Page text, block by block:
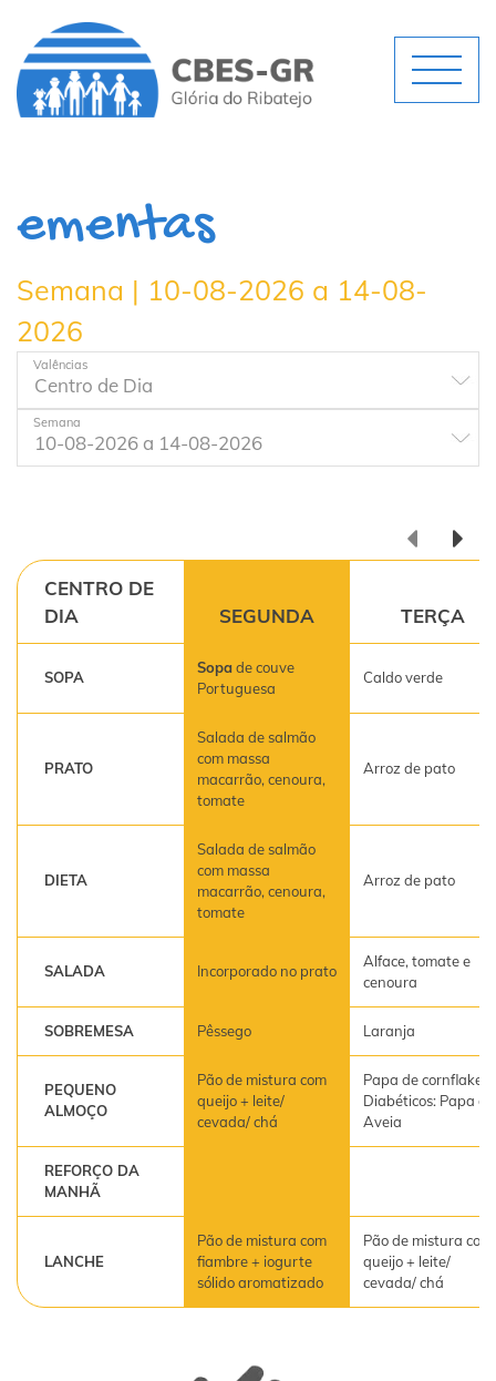
ementas
Semana | 10-08-2026 a 14-08-
2026
Valências
Semana
CENTRO DE
DIA
SEGUNDA TERÇA
SOPA
Sopade couve
Portuguesa
Caldo verde
PRATO
Salada de salmão
com massa
macarrão, cenoura,
tomate
Arroz de pato
DIETA
Salada de salmão
com massa
macarrão, cenoura,
tomate
Arroz de pato
SALADA Incorporado no prato
Alface, tomate e
cenoura
SOBREMESA Pêssego Laranja
PEQUENO
ALMOÇO
Pão de mistura com
queijo + leite/
cevada/ chá
Papa de cornflakes
Diabéticos: Papa de
Aveia
REFORÇO DA
MANHÃ
LANCHE
Pão de mistura com
fiambre + iogurte
sólido aromatizado
Pão de mistura com
queijo + leite/
cevada/ chá